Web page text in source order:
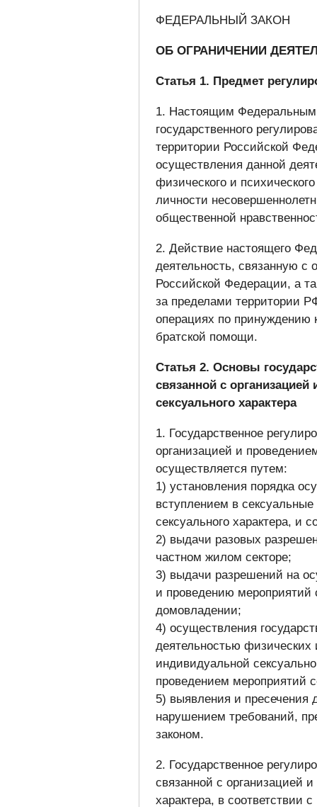
ФЕДЕРАЛЬНЫЙ ЗАКОН
ОБ ОГРАНИЧЕНИИ
Статья 1. Предмет
1. Настоящим Федеральным
государственного
территории Российской
осуществления данной
физического и
личности
общественной
2. Действие настоящего
деятельность, связанную с
Российской Федерации, а
за пределами территории
операциях по принуждению
братской помощи.
Статья 2. Основы
связанной с
сексуального характера
1. Государственное
организацией и
осуществляется путем:
1) установления порядка
вступлением в
сексуального характера, и
2) выдачи разовых
частном жилом секторе;
3) выдачи разрешений на
и проведению мероприятий
домовладении;
4) осуществления
деятельностью
индивидуальной
проведением мероприятий
5) выявления и пресечения
нарушением требований,
законом.
2. Государственное
связанной с организацией
характера, в